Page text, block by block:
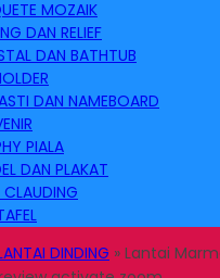
MOZAIK
DAN RELIEF
DAN BATHTUB
DAN NAMEBOARD
PIALA
DAN PLAKAT
DINDING » Lantai